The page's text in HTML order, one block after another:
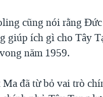
cũng nói rằng
giúp ích gì cho Tây
năm 1959.
đã từ bỏ vai trò